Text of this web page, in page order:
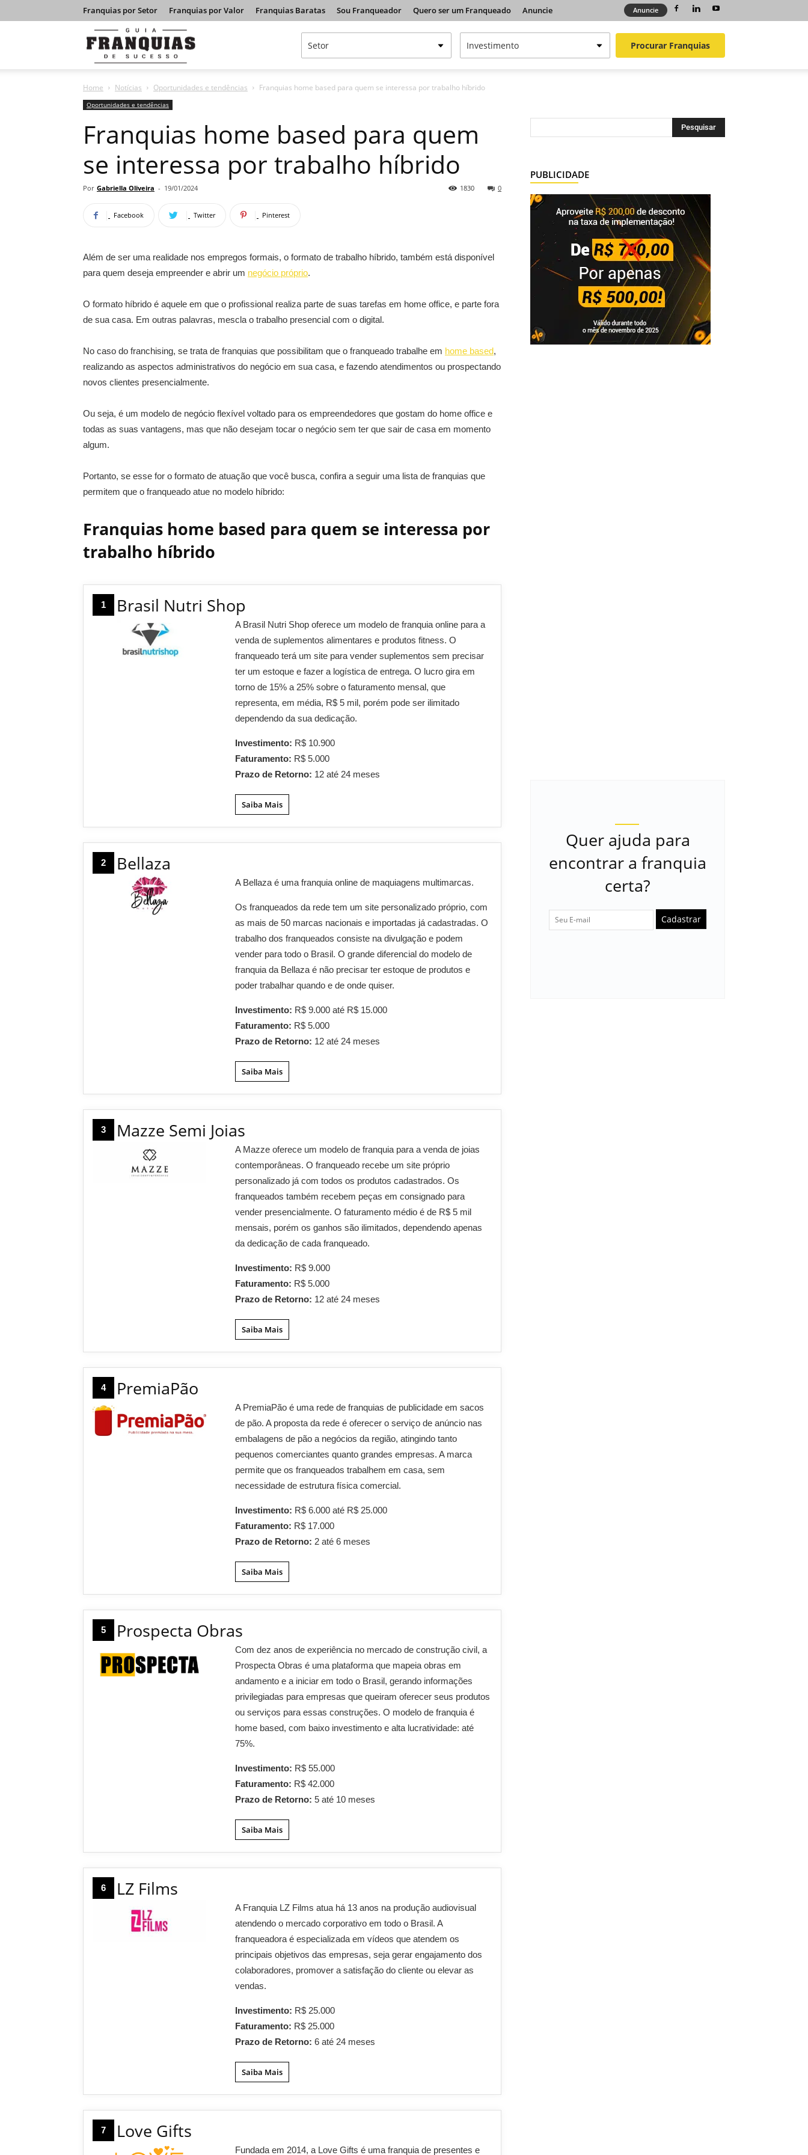
Franquias por Setor Franquias por Valor Franquias Baratas Sou Franqueador Quero ser um Franqueado Anuncie Anuncie
Franquias
Sucesso
Procurar Franquias
Home Notícias Oportunidades e tendências Franquias home based para quem se interessa por trabalho híbrido
Oportunidades e tendências
Franquias home based para quem
se interessa por trabalho híbrido
Por Gabriella Oliveira - 19/01/2024 0
1830
Facebook Twitter Pinterest
Além de ser uma realidade nos empregos formais, o formato de trabalho híbrido, também está disponível
para quem deseja empreender e abrir um negócio próprio.
O formato híbrido é aquele em que o profissional realiza parte de suas tarefas em home office, e parte fora
de sua casa. Em outras palavras, mescla o trabalho presencial com o digital.
No caso do franchising, se trata de franquias que possibilitam que o franqueado trabalhe em home based,
realizando as aspectos administrativos do negócio em sua casa, e fazendo atendimentos ou prospectando
novos clientes presencialmente.
Ou seja, é um modelo de negócio flexível voltado para os empreendedores que gostam do home office e
todas as suas vantagens, mas que não desejam tocar o negócio sem ter que sair de casa em momento
algum.
Portanto, se esse for o formato de atuação que você busca, confira a seguir uma lista de franquias que
permitem que o franqueado atue no modelo híbrido:
Franquias home based para quem se interessa por
trabalho híbrido
1 Brasil Nutri Shop
A Brasil Nutri Shop oferece um modelo de franquia online para a
venda de suplementos alimentares e produtos fitness. O
franqueado terá um site para vender suplementos sem precisar
ter um estoque e fazer a logística de entrega. O lucro gira em
torno de 15% a 25% sobre o faturamento mensal, que
representa, em média, R$ 5 mil, porém pode ser ilimitado
dependendo da sua dedicação.
Investimento: R$ 10.900
Faturamento: R$ 5.000
Prazo de Retorno: 12 até 24 meses
Saiba Mais
2 Bellaza
A Bellaza é uma franquia online de maquiagens multimarcas.
Os franqueados da rede tem um site personalizado próprio, com
as mais de 50 marcas nacionais e importadas já cadastradas. O
trabalho dos franqueados consiste na divulgação e podem
vender para todo o Brasil. O grande diferencial do modelo de
franquia da Bellaza é não precisar ter estoque de produtos e
poder trabalhar quando e de onde quiser.
Investimento: R$ 9.000 até R$ 15.000
Faturamento: R$ 5.000
Prazo de Retorno: 12 até 24 meses
Saiba Mais
3 Mazze Semi Joias
A Mazze oferece um modelo de franquia para a venda de joias
contemporâneas. O franqueado recebe um site próprio
personalizado já com todos os produtos cadastrados. Os
franqueados também recebem peças em consignado para
vender presencialmente. O faturamento médio é de R$ 5 mil
mensais, porém os ganhos são ilimitados, dependendo apenas
da dedicação de cada franqueado.
Investimento: R$ 9.000
Faturamento: R$ 5.000
Prazo de Retorno: 12 até 24 meses
Saiba Mais
4 PremiaPão
A PremiaPão é uma rede de franquias de publicidade em sacos
de pão. A proposta da rede é oferecer o serviço de anúncio nas
embalagens de pão a negócios da região, atingindo tanto
pequenos comerciantes quanto grandes empresas. A marca
permite que os franqueados trabalhem em casa, sem
necessidade de estrutura física comercial.
Investimento: R$ 6.000 até R$ 25.000
Faturamento: R$ 17.000
Prazo de Retorno: 2 até 6 meses
Saiba Mais
5 Prospecta Obras
Com dez anos de experiência no mercado de construção civil, a
Prospecta Obras é uma plataforma que mapeia obras em
andamento e a iniciar em todo o Brasil, gerando informações
privilegiadas para empresas que queiram oferecer seus produtos
ou serviços para essas construções. O modelo de franquia é
home based, com baixo investimento e alta lucratividade: até
75%.
Investimento: R$ 55.000
Faturamento: R$ 42.000
Prazo de Retorno:5 até 10 meses
Saiba Mais
6 LZ Films
A Franquia LZ Films atua há 13 anos na produção audiovisual
atendendo o mercado corporativo em todo o Brasil. A
franqueadora é especializada em vídeos que atendem os
principais objetivos das empresas, seja gerar engajamento dos
colaboradores, promover a satisfação do cliente ou elevar as
vendas.
Investimento: R$ 25.000
Faturamento: R$ 25.000
Prazo de Retorno:6 até 24 meses
Saiba Mais
7 Love Gifts
Fundada em 2014, a Love Gifts é uma franquia de presentes e
PUBLICIDADE
Quer ajuda para
encontrar a franquia
certa?
Cadastrar